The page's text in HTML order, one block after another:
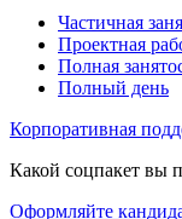
Частичная
Проектная
Полная
Полный день
Корпоративная
Какой соцпакет вы
Оформляйте